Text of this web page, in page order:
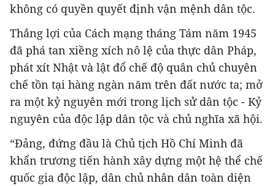
không có quyền quyết định vận mệnh dân tộc.
Thắng lợi của Cách mạng tháng Tám năm 1945
đã phá tan xiềng xích nô lệ của thực dân Pháp,
phát xít Nhật và lật đổ chế độ quân chủ chuyên
chế tồn tại hàng ngàn năm trên đất nước ta; mở
ra một kỷ nguyên mới trong lịch sử dân tộc - Kỷ
nguyên của độc lập dân tộc và chủ nghĩa xã hội.
“Đảng, đứng đầu là Chủ tịch Hồ Chí Minh đã
khẩn trương tiến hành xây dựng một hệ thể chế
quốc gia độc lập, dân chủ nhân dân toàn diện